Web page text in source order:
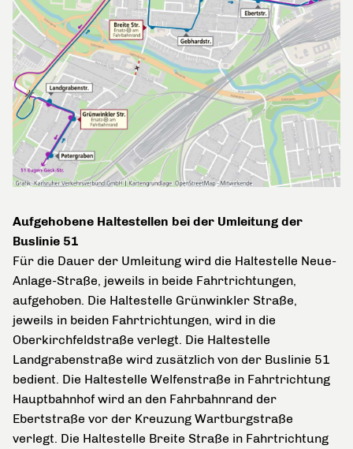
Aufgehobene Haltestellen bei der Umleitung der
Buslinie 51
Für die Dauer der Umleitung wird die Haltestelle Neue-
Anlage-Straße, jeweils in beide Fahrtrichtungen,
aufgehoben. Die Haltestelle Grünwinkler Straße,
jeweils in beiden Fahrtrichtungen, wird in die
Oberkirchfeldstraße verlegt. Die Haltestelle
Landgrabenstraße wird zusätzlich von der Buslinie 51
bedient. Die Haltestelle Welfenstraße in Fahrtrichtung
Hauptbahnhof wird an den Fahrbahnrand der
Ebertstraße vor der Kreuzung Wartburgstraße
verlegt. Die Haltestelle Breite Straße in Fahrtrichtung